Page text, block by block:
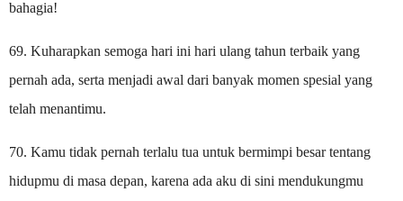
bahagia!
69. Kuharapkan semoga hari ini hari ulang tahun terbaik yang
pernah ada, serta menjadi awal dari banyak momen spesial yang
telah menantimu.
70. Kamu tidak pernah terlalu tua untuk bermimpi besar tentang
hidupmu di masa depan, karena ada aku di sini mendukungmu